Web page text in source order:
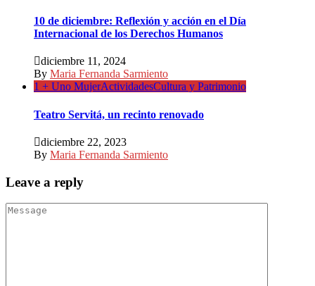
10 de diciembre: Reflexión y acción en el Día
Internacional de los Derechos Humanos
diciembre 11, 2024
By Maria Fernanda Sarmiento
1 + Uno MujerActividadesCultura y Patrimonio
Teatro Servitá, un recinto renovado
diciembre 22, 2023
By Maria Fernanda Sarmiento
Leave a reply